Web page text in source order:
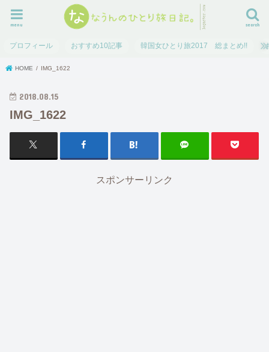
search
menu
プロフィール おすすめ10記事 韓国女ひとり旅2017 総まとめ!!
HOME IMG_1622
2018.08.15
IMG_1622
スポンサーリンク